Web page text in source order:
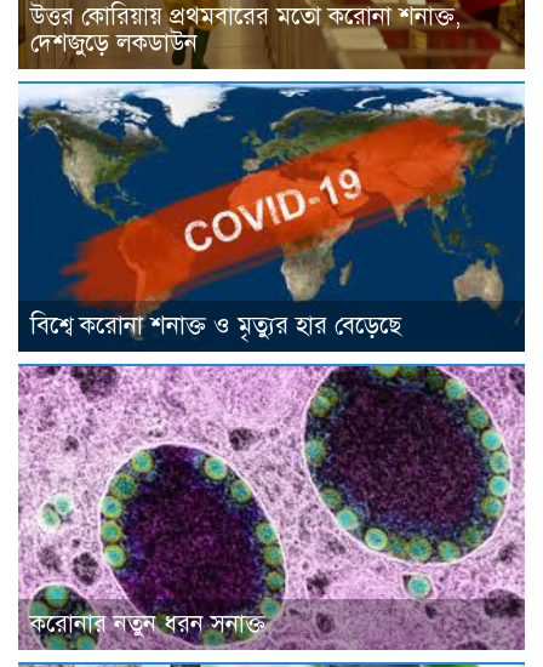
উত্তর কোরিয়ায় প্রথমবারের মতো করোনা শনাক্ত,
দেশজুড়ে লকডাউন
বিশ্বে করোনা শনাক্ত ও মৃত্যুর হার বেড়েছে
করোনার নতুন ধরন সনাক্ত